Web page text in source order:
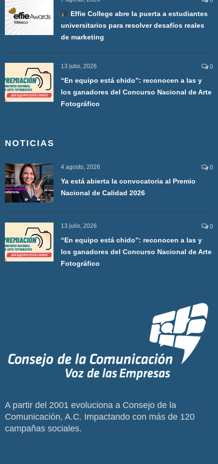
Effie College abre la puerta a estudiantes
universitarios para resolver desafíos reales
de marketing
13 julio, 2026 0
“En equipo está chido”: reconocen a las y
los ganadores del Concurso Nacional de Arte
Fotográfico
NOTICIAS
4 agosto, 2026 0
Ya está abierta la convocatoria al Premio
Nacional de Calidad 2026
13 julio, 2026 0
“En equipo está chido”: reconocen a las y
los ganadores del Concurso Nacional de Arte
Fotográfico
A partir del 2001 evoluciona a Consejo de la
Comunicación, A.C. Impactando con más de 120
campañas sociales.